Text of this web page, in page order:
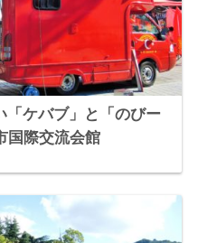
「ケバブ」と「のびー
国際交流会館